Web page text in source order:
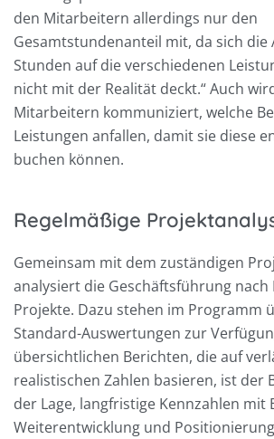
den Mitarbeitern allerdings nur den
Gesamtstundenanteil mit, da sich die
Stunden auf die verschiedenen
nicht mit der Realität deckt.“ Auch
Mitarbeitern kommuniziert, welche
Leistungen anfallen, damit sie diese
buchen können.
Regelmäßige
Gemeinsam mit dem zuständigen
analysiert die Geschäftsführung
Projekte. Dazu stehen im Programm
Standard-Auswertungen zur
übersichtlichen Berichten, die auf
realistischen Zahlen basieren, ist der
der Lage, langfristige Kennzahlen mit
Weiterentwicklung und